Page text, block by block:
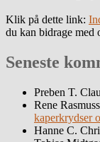
Klik på dette link:
du kan bidrage med
Seneste
Preben T.
Rene
kaperkrydser
Hanne C.